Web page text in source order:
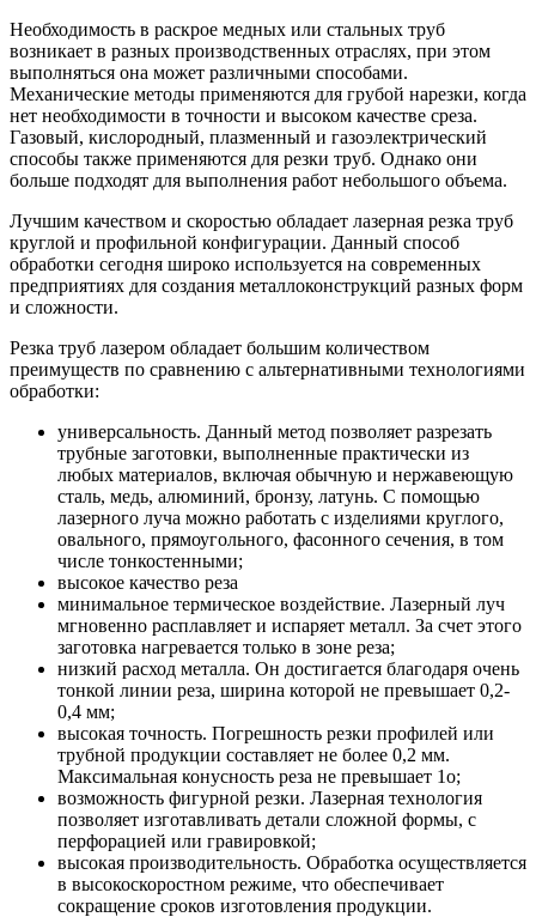
Необходимость в раскрое медных или стальных труб
возникает в разных производственных отраслях, при этом
выполняться она может различными способами.
Механические методы применяются для грубой нарезки, когда
нет необходимости в точности и высоком качестве среза.
Газовый, кислородный, плазменный и газоэлектрический
способы также применяются для резки труб. Однако они
больше подходят для выполнения работ небольшого объема.
Лучшим качеством и скоростью обладает лазерная резка труб
круглой и профильной конфигурации. Данный способ
обработки сегодня широко используется на современных
предприятиях для создания металлоконструкций разных форм
и сложности.
Резка труб лазером обладает большим количеством
преимуществ по сравнению с альтернативными технологиями
обработки:
универсальность. Данный метод позволяет разрезать
трубные заготовки, выполненные практически из
любых материалов, включая обычную и нержавеющую
сталь, медь, алюминий, бронзу, латунь. С помощью
лазерного луча можно работать с изделиями круглого,
овального, прямоугольного, фасонного сечения, в том
числе тонкостенными;
высокое качество реза
минимальное термическое воздействие. Лазерный луч
мгновенно расплавляет и испаряет металл. За счет этого
заготовка нагревается только в зоне реза;
низкий расход металла. Он достигается благодаря очень
тонкой линии реза, ширина которой не превышает 0,2-
0,4 мм;
высокая точность. Погрешность резки профилей или
трубной продукции составляет не более 0,2 мм.
Максимальная конусность реза не превышает 1о;
возможность фигурной резки. Лазерная технология
позволяет изготавливать детали сложной формы, с
перфорацией или гравировкой;
высокая производительность. Обработка осуществляется
в высокоскоростном режиме, что обеспечивает
сокращение сроков изготовления продукции.